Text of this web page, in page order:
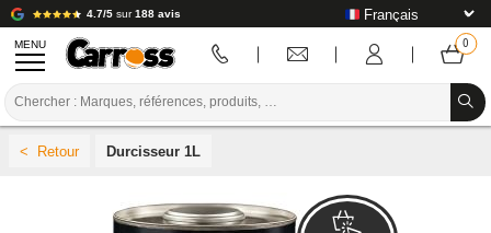
4.7/5 sur188 avis
MENU
Durcisseur 1L